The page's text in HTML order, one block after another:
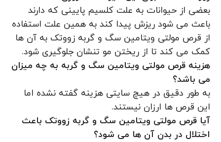
بعضی از حیوانات به علت کلسیم پایینی که دارند
باعث می‌ شود ریزش پیدا کند به همین علت استفاده
از قرص مولتی ویتامین سگ و گربه زووتک به آن ها
کمک می کند تا از ریختن مو تنشان جلوگیری شود.
هزینه قرص مولتی ویتامین سگ و گربه به چه میزان
می باشد؟
به طور دقیق در هیچ سایتی هزینه گفته نشده اما
این قرص ها ارزان نیستند.
آیا قرص مولتی ویتامین سگ و گربه زووتک باعث
اختلال در بدن آن ها می شود؟